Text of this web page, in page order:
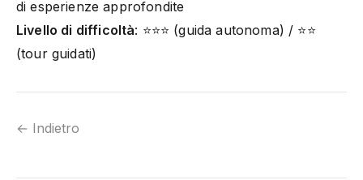
di esperienze approfondite
Livello di difficoltà: ⭐⭐⭐ (guida autonoma) / ⭐⭐
(tour guidati)
← Indietro